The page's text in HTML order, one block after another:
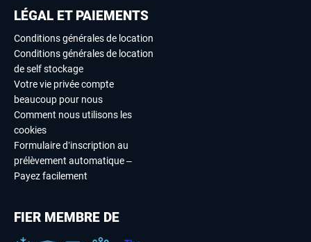
LÉGAL ET PAIEMENTS
Conditions générales de location
Conditions générales de location
de self stockage
Votre vie privée compte
beaucoup pour nous
Comment nous utilisons les
cookies
Formulaire d’inscription au
prélèvement automatique –
Payez facilement
FIER MEMBRE DE